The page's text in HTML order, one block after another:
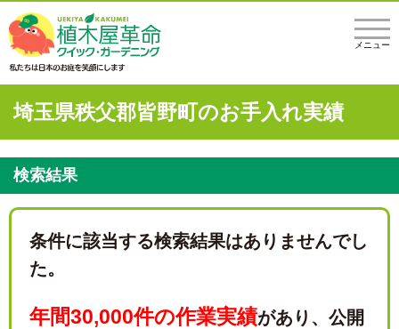
メニュー
埼玉県秩父郡皆野町のお手入れ実績
検索結果
条件に該当する検索結果はありませんでし
た。
年間30,000件の作業実績があり、 公開